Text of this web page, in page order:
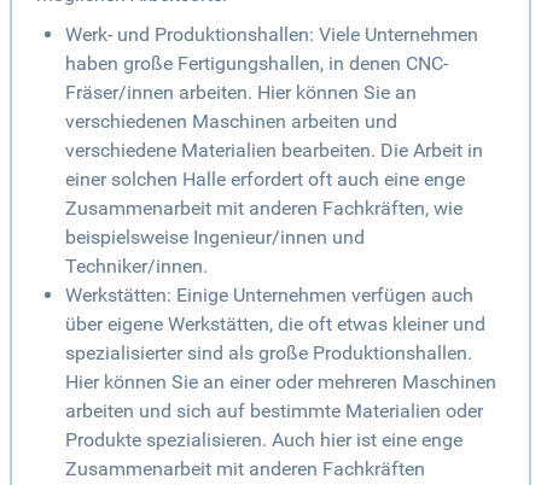
Werk- und Produktionshallen: Viele Unternehmen
haben große Fertigungshallen, in denen CNC-
Fräser/innen arbeiten. Hier können Sie an
verschiedenen Maschinen arbeiten und
verschiedene Materialien bearbeiten. Die Arbeit in
einer solchen Halle erfordert oft auch eine enge
Zusammenarbeit mit anderen Fachkräften, wie
beispielsweise Ingenieur/innen und
Techniker/innen.
Werkstätten: Einige Unternehmen verfügen auch
über eigene Werkstätten, die oft etwas kleiner und
spezialisierter sind als große Produktionshallen.
Hier können Sie an einer oder mehreren Maschinen
arbeiten und sich auf bestimmte Materialien oder
Produkte spezialisieren. Auch hier ist eine enge
Zusammenarbeit mit anderen Fachkräften